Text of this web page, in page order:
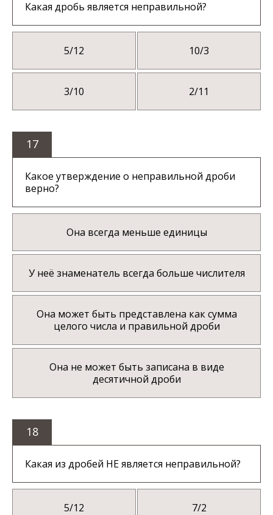
Какая дробь является неправильной?
5/12 10/3
3/10 2/11
17
Какое утверждение о неправильной дроби
верно?
Она всегда меньше единицы
У неё знаменатель всегда больше числителя
Она может быть представлена как сумма
целого числа и правильной дроби
Она не может быть записана в виде
десятичной дроби
18
Какая из дробей НЕ является неправильной?
5/12 7/2